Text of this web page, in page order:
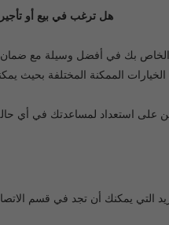
هل ترغب في بيع أو
الخاص بك في أفضل وسيلة مع
الممكنة المختلفة بحيث
على استعداد لمساعدتك في أي
التي يمكنك أن تجد في قسم الاتصال